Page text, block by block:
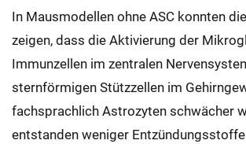
In Mausmodellen ohne ASC konnten
zeigen, dass die Aktivierung der
Immunzellen im zentralen
sternförmigen Stützzellen im
fachsprachlich Astrozyten schwächer
entstanden weniger